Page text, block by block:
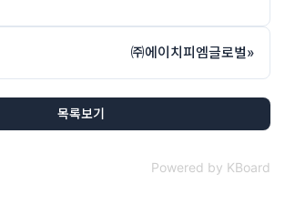
㈜에이치피엠글로벌»
목록보기
Powered by KBoard